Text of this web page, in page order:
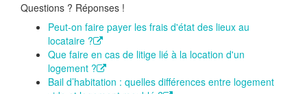
Questions ? Réponses !
Peut-on faire payer les frais d'état des lieux au
locataire ?
Que faire en cas de litige lié à la location d'un
logement ?
Bail d’habitation : quelles différences entre logement